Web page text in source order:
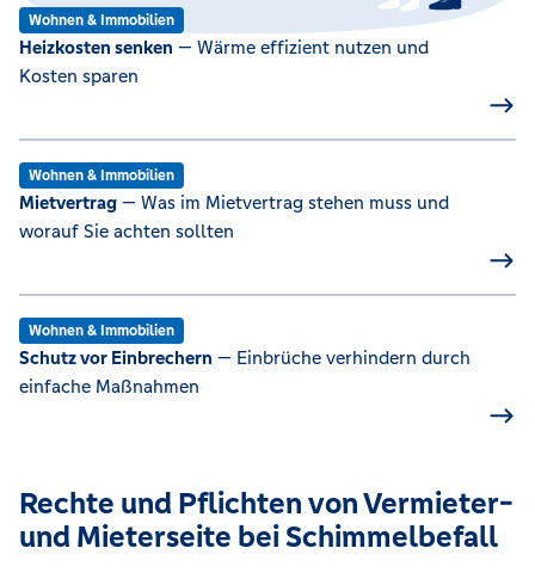
Wohnen & Immobilien
Heizkosten senken — Wärme effizient nutzen und
Kosten sparen
Wohnen & Immobilien
Mietvertrag — Was im Mietvertrag stehen muss und
worauf Sie achten sollten
Wohnen & Immobilien
Schutz vor Einbrechern — Einbrüche verhindern durch
einfache Maßnahmen
Rechte und Pflichten von Vermieter-
und Mieterseite bei Schimmelbefall